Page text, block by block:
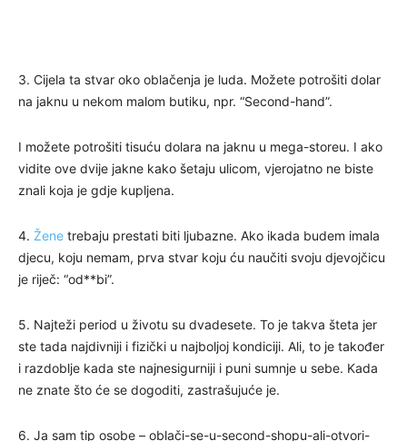
3. Cijela ta stvar oko oblačenja je luda. Možete potrošiti dolar
na jaknu u nekom malom butiku, npr. “Second-hand”.
I možete potrošiti tisuću dolara na jaknu u mega-storeu. I ako
vidite ove dvije jakne kako šetaju ulicom, vjerojatno ne biste
znali koja je gdje kupljena.
4. Žene trebaju prestati biti ljubazne. Ako ikada budem imala
djecu, koju nemam, prva stvar koju ću naučiti svoju djevojčicu
je riječ: “od**bi”.
5. Najteži period u životu su dvadesete. To je takva šteta jer
ste tada najdivniji i fizički u najboljoj kondiciji. Ali, to je također
i razdoblje kada ste najnesigurniji i puni sumnje u sebe. Kada
ne znate što će se dogoditi, zastrašujuće je.
6. Ja sam tip osobe – oblači-se-u-second-shopu-ali-otvori-